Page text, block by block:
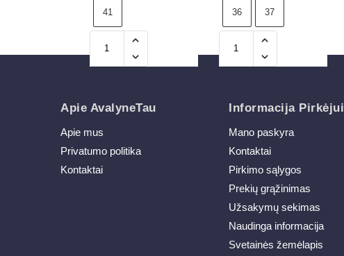
41 36 37
Apie AvalyneTau
Apie mus
Privatumo politika
Kontaktai
Informacija Pirkėjui
Mano paskyra
Kontaktai
Pirkimo sąlygos
Prekių grąžinimas
Užsakymų sekimas
Naudinga informacija
Svetainės žemėlapis